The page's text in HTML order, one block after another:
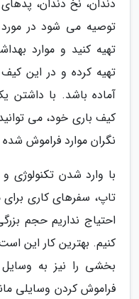
دندان، نخ دندان،
توصیه می شود در
تهیه کنید و موارد
تهیه کرده و در این
آماده باشد. با داشتن
کیف باری خود، می
نگران موارد فراموش شده
با وارد شدن تکنولوژی
تاپ، سفرهای کاری
احتیاج نداریم حجم
کنیم. بهترین کار این
بخشی را نیز به
فراموش کردن وسایلی